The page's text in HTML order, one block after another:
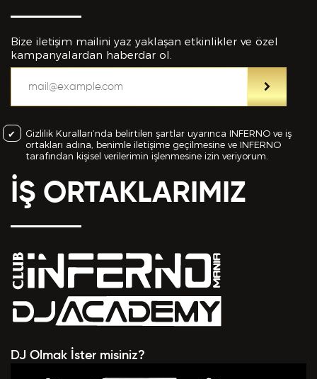
Bize iletişim mailini yaz yaklaşan etkinlikler ve özel
kampanyalardan haberdar ol.
Gizlilik Kuralları’nda belirtilen şartlar uyarınca INFERNO ve iş
ortakları adına, benimle iletişime geçilmesine ve INFERNO
tarafından kişisel verilerimin işlenmesine izin veriyorum.
İŞ ORTAKLARIMIZ
DJ Olmak İster misiniz?
eksiksiz olarak tarafımdan doldurulduğunu, bu
bilgiler içinde esasa etki yapan herhangi bir eksiklik
veya yanlışlık olması ve bu durumun tespiti halinde
bunun Hizmet Sözleşmemin feshedilmesi için bir
sebep olanağını anlayarak kabul ettiğimi beyan
ederim.
BAŞVURUMU GÖNDER